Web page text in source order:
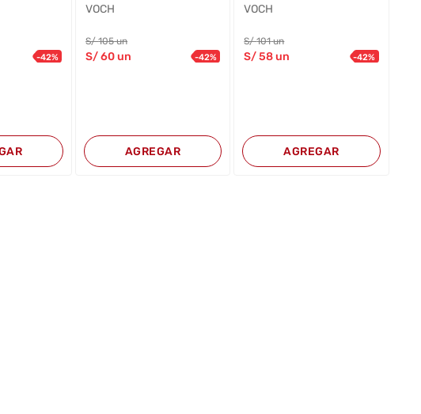
-42%
VOCH
S/105 un
S/60un -42%
AGREGAR
VOCH
S/101 un
S/58un -42%
AGREGAR